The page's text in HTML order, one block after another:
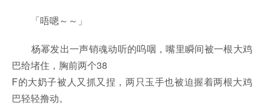
「唔嗯～～」
杨幂发出一声销魂动听的呜咽，嘴里瞬间被一根大鸡
巴给堵住，胸前两个38
F的大奶子被人又抓又捏，两只玉手也被迫握着两根大鸡
巴轻轻撸动。